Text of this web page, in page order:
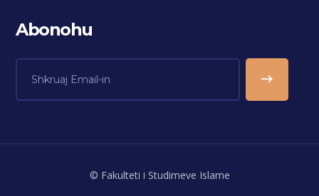
Abonohu
© Fakulteti i Studimeve Islame